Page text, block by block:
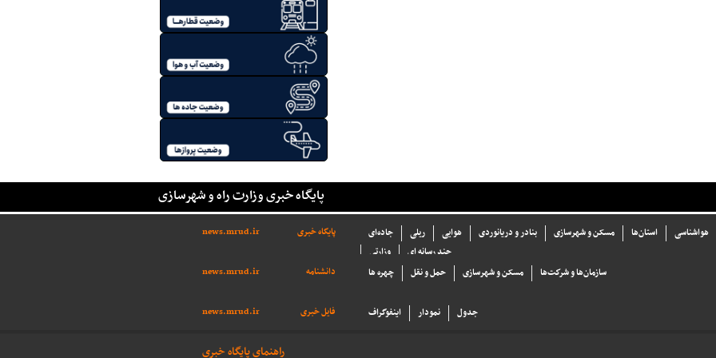
پایگاه خبری وزارت راه و شهرسازی
پایگاه خبری news.mrud.ir جاده‌ای ریلی هوایی بنادر و دریانوردی مسکن و شهرسازی استان‌ها
هواشناسی
وزارتی
چند رسانه ای
دانشنامه
news.mrud.ir چهره ها حمل و نقل مسکن و شهرسازی سازما‌ن‌ها و شركت‌ها
فایل خبری news.mrud.ir اینفوگراف نمودار جدول
راهنمای پایگاه خبری